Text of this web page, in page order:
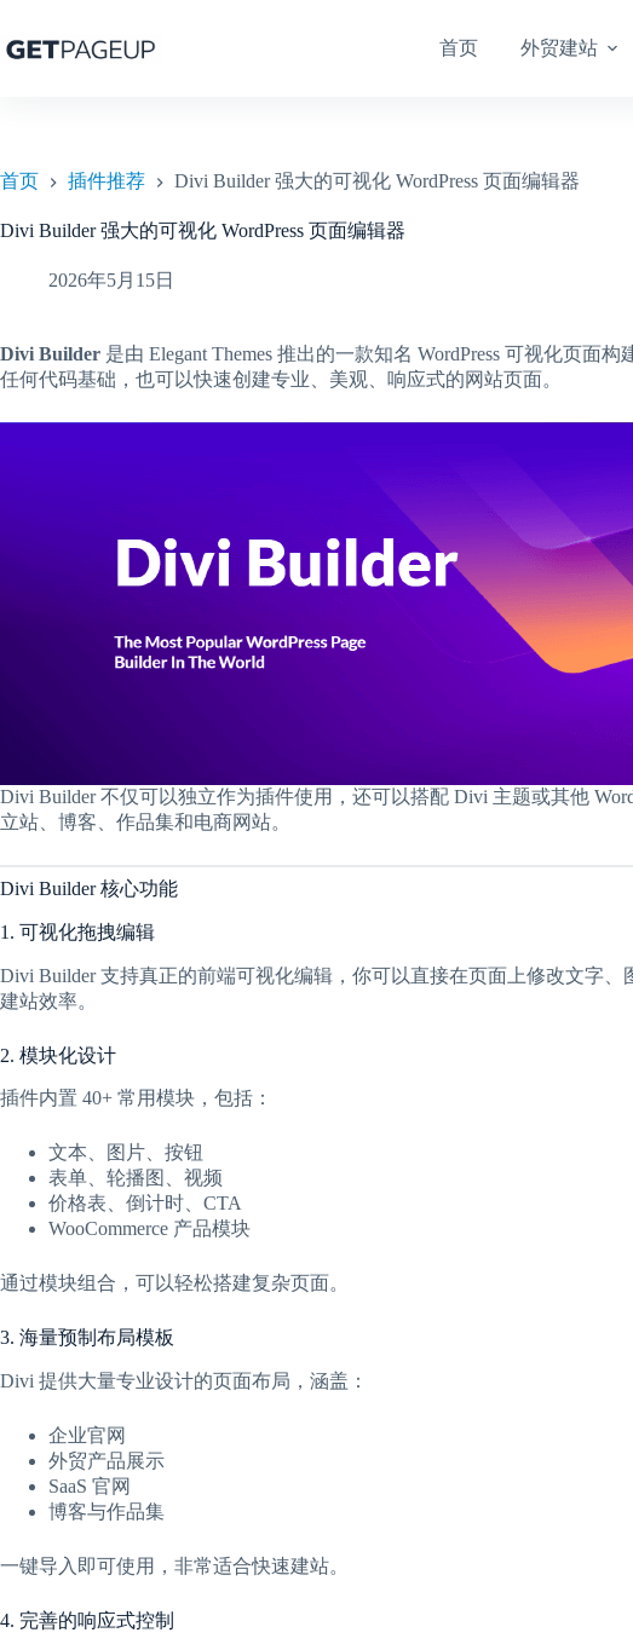
至
内
首页 外贸建站
首页 插件推荐 Divi Builder 强大的可视化 WordPress 页面编辑器
Divi Builder 强大的可视化 WordPress 页面编辑器
2026年5月15日
Divi Builder 是由 Elegant Themes 推出的一款知名 WordPress 可视化页面
任何代码基础，也可以快速创建专业、美观、响应式的网站页面。
Divi Builder 不仅可以独立作为插件使用，还可以搭配 Divi 主题或其他
立站、博客、作品集和电商网站。
Divi Builder 核心功能
1. 可视化拖拽编辑
Divi Builder 支持真正的前端可视化编辑，你可以直接在页面上修改文字
建站效率。
2. 模块化设计
插件内置 40+ 常用模块，包括：
文本、图片、按钮
表单、轮播图、视频
价格表、倒计时、CTA
WooCommerce 产品模块
通过模块组合，可以轻松搭建复杂页面。
3. 海量预制布局模板
Divi 提供大量专业设计的页面布局，涵盖：
企业官网
外贸产品展示
SaaS 官网
博客与作品集
一键导入即可使用，非常适合快速建站。
4. 完善的响应式控制